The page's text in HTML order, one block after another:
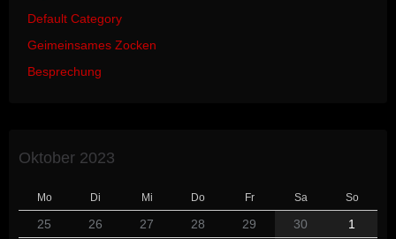
Default Category
Geimeinsames Zocken
Besprechung
Oktober 2023
Mo Di Mi Do Fr Sa So
25 26 27 28 29 30
1